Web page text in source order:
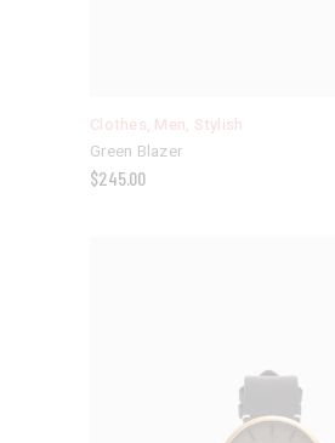
Clothes, Men, Stylish
Green Blazer
$245.00